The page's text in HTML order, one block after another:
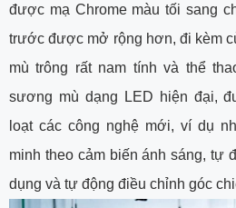
được mạ Chrome màu tối sang
trước được mở rộng hơn, đi kèm
mù trông rất nam tính và thể
sương mù dạng LED hiện đại,
loạt các công nghệ mới, ví dụ
minh theo cảm biến ánh sáng, tự
dụng và tự động điều chỉnh góc